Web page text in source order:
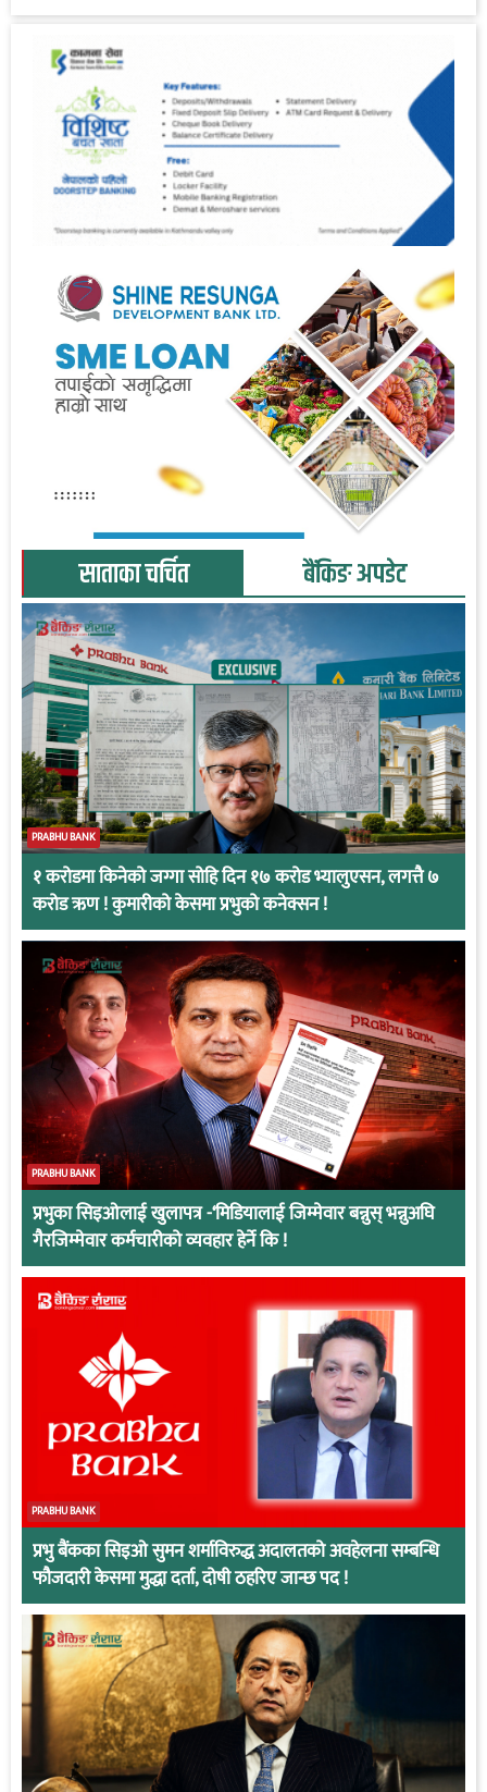
साताका चर्चित बैंकिङ अपडेट
PRABHU BANK
१ करोडमा किनेको जग्गा सोहि दिन १७ करोड भ्यालुएसन, लगत्तै ७
करोड ऋण ! कुमारीको केसमा प्रभुको कनेक्सन !
PRABHU BANK
प्रभुका सिइओलाई खुलापत्र -‘मिडियालाई जिम्मेवार बन्नुस् भन्नुअघि
गैरजिम्मेवार कर्मचारीको व्यवहार हेर्ने कि !
PRABHU BANK
प्रभु बैंकका सिइओ सुमन शर्माविरुद्ध अदालतको अवहेलना सम्बन्धि
फौजदारी केसमा मुद्धा दर्ता, दोषी ठहरिए जान्छ पद !